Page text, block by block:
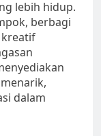
lebih hidup.
berbagi
kreatif
dalam